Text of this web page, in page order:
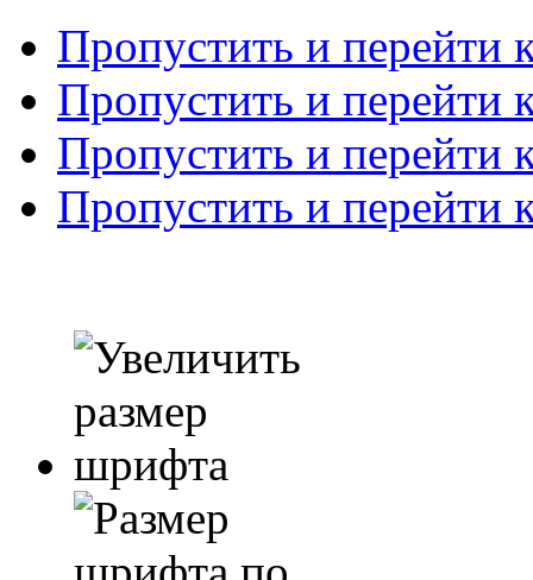
Пропустить и перейти
Пропустить и перейти
Пропустить и перейти
Пропустить и перейти